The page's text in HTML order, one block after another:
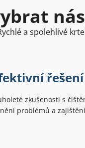
a spolehlivé
řešení
zkušenosti s
problémů a